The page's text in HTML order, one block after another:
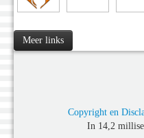
Meer links
Copyright en
In 14,2